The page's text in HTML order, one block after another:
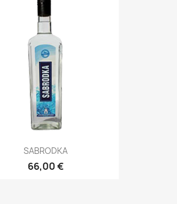
SABRODKA
66,00 €